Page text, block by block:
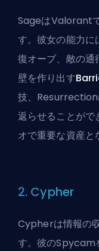
SageはValorant
す。彼女の能力に
復オーブ、敵の通
壁を作り出す
技、Resurrection
返らせることがで
オで重要な資産と
2. Cypher
Cypherは情報の
す。彼のSpycam